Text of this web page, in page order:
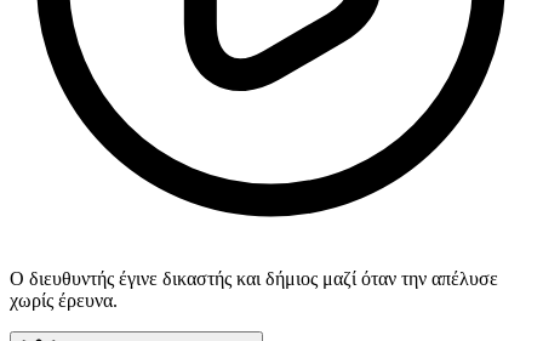
Ο διευθυντής έγινε δικαστής και δήμιος μαζί όταν την απέλυσε
χωρίς έρευνα.